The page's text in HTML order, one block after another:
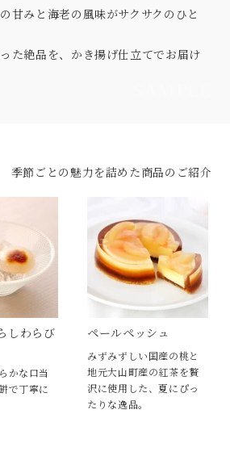
甘みと海老の風味がサクサクのひと
た絶品を、かき揚げ仕立てでお届け
季節ごとの魅力を詰めた商品のご紹介
しわらび
かな口当
で丁寧に
ペールペッシュ
みずみずしい国産の桃と
地元大山町産の紅茶を贅
沢に使用した、夏にぴっ
たりな逸品。